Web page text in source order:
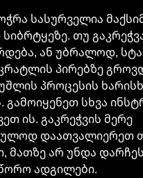
სასურველია
თუ
ან უბრალოდ,
პირებზე
პროცესის
გამოიყენეთ სხვა
ის. გაკრეჭვის მერე
დაათვალიერეთ
მათზე არ უნდა დარჩეს
ადგილები.